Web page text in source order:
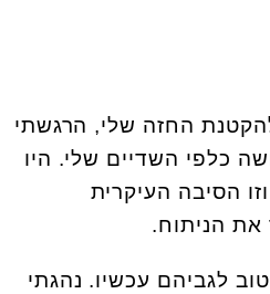
החזה שלי, הרגשתי
כלפי השדיים שלי. היו
הסיבה העיקרית
את הניתוח.
לגביהם עכשיו. נהגתי